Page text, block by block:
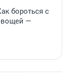
бороться с
—